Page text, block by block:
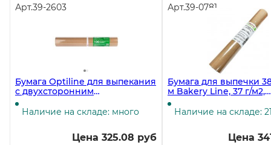
Арт.39-2603
Бумага Optiline для выпекания
с двухсторонним
силиконовым покрытием
38смx50м, коричневая в
Наличие на складе: много
Цена 325.08 руб
Арт.39-0781
Бумага для выпечки
м Bakery Line, 37 г/м2,
коричневая, в пленке
Наличие на складе:
Цена